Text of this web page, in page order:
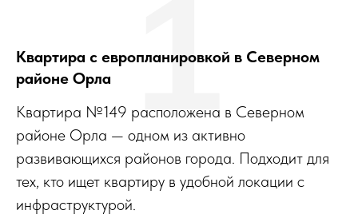
Квартира с европланировкой в Северном
районе Орла
Квартира №149 расположена в Северном
районе Орла — одном из активно
развивающихся районов города. Подходит для
тех, кто ищет квартиру в удобной локации с
инфраструктурой.
1